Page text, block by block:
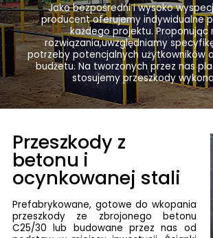
Jako bezpośredni i wysoko
producent oferujemy indywidualne
każdego projektu. Proponując
rozwiązania,uwzględniamy
potrzeby potencjalnych użytkowników
budżetu. Na tworzonych przez nas
stosujemy przeszkody
Przeszkody z
betonu i
ocynkowanej stali
Prefabrykowane, gotowe do wkopania
przeszkody ze zbrojonego betonu
C25/30 lub budowane przez nas od